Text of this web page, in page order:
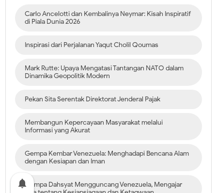
Carlo Ancelotti dan Kembalinya Neymar: Kisah Inspiratif
di Piala Dunia 2026
Inspirasi dari Perjalanan Yaqut Cholil Qoumas
Mark Rutte: Upaya Mengatasi Tantangan NATO dalam
Dinamika Geopolitik Modern
Pekan Sita Serentak Direktorat Jenderal Pajak
Membangun Kepercayaan Masyarakat melalui
Informasi yang Akurat
Gempa Kembar Venezuela: Menghadapi Bencana Alam
dengan Kesiapan dan Iman
Gempa Dahsyat Mengguncang Venezuela, Mengajar
notifications